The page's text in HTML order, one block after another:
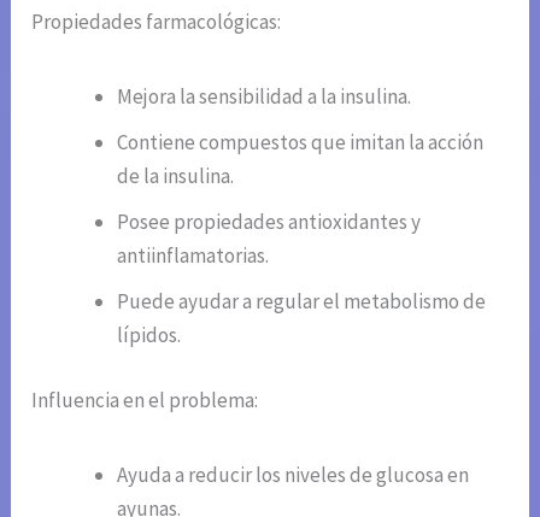
Propiedades farmacológicas:
Mejora la sensibilidad a la insulina.
Contiene compuestos que imitan la acción
de la insulina.
Posee propiedades antioxidantes y
antiinflamatorias.
Puede ayudar a regular el metabolismo de
lípidos.
Influencia en el problema:
Ayuda a reducir los niveles de glucosa en
ayunas.